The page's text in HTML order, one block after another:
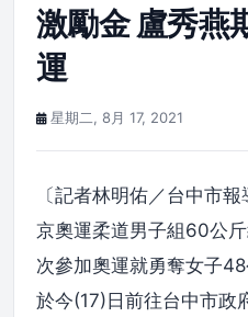
激勵金 盧秀燕
運
星期二, 8月 17, 2021
〔記者林明佑／台中市
京奧運柔道男子組60公
次參加奧運就勇奪女子
於今(17)日前往台中市政